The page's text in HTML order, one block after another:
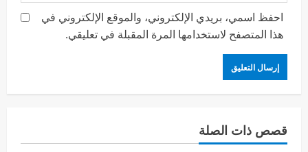
احفظ اسمي، بريدي الإلكتروني، والموقع الإلكتروني في
هذا المتصفح لاستخدامها المرة المقبلة في تعليقي.
قصص ذات الصلة